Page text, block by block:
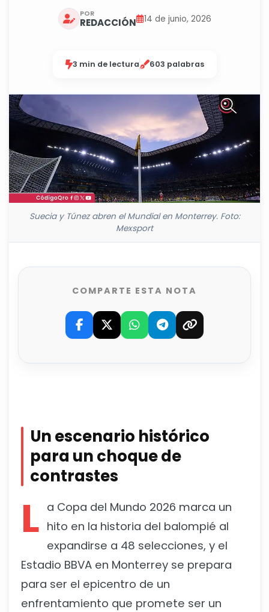
POR
REDACCIÓN 14 de junio, 2026
3 min de lectura 603 palabras
Suecia y Túnez abren el Mundial en Monterrey. Foto:
Mexsport
COMPARTE ESTA NOTA
Un escenario histórico
para un choque de
contrastes
L a Copa del Mundo 2026 marca un
hito en la historia del balompié al
expandirse a 48 selecciones, y el
Estadio BBVA en Monterrey se prepara
para ser el epicentro de un
enfrentamiento que promete ser un